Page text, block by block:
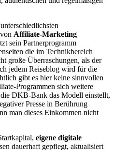
Affiliate-Marketing
sein Partnerprogramm
die im Technikbereich
große Überraschungen, als der
jedem Reiseblog wird für die
gibt es hier keine sinnvollen
Programmen sich weitere
DKB-Bank das Modell einstellt,
Presse in Berührung
man dieses Einkommen nicht
eigene digitale
dauerhaft gepflegt, aktualisiert